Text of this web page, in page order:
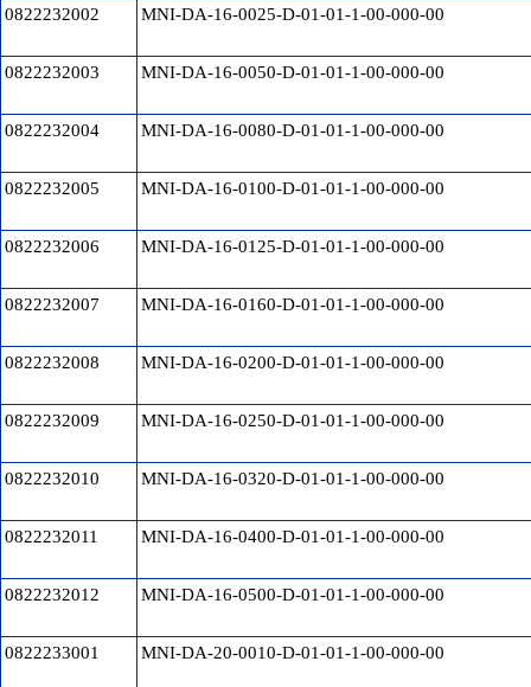
0822232002 MNI-DA-16-0025-D-01-01-1-00-000-00
0822232003 MNI-DA-16-0050-D-01-01-1-00-000-00
0822232004 MNI-DA-16-0080-D-01-01-1-00-000-00
0822232005 MNI-DA-16-0100-D-01-01-1-00-000-00
0822232006 MNI-DA-16-0125-D-01-01-1-00-000-00
0822232007 MNI-DA-16-0160-D-01-01-1-00-000-00
0822232008 MNI-DA-16-0200-D-01-01-1-00-000-00
0822232009 MNI-DA-16-0250-D-01-01-1-00-000-00
0822232010 MNI-DA-16-0320-D-01-01-1-00-000-00
0822232011 MNI-DA-16-0400-D-01-01-1-00-000-00
0822232012 MNI-DA-16-0500-D-01-01-1-00-000-00
0822233001 MNI-DA-20-0010-D-01-01-1-00-000-00